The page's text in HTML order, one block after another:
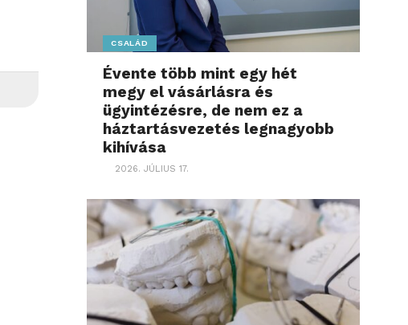
CSALÁD
Évente több mint egy hét
megy el vásárlásra és
ügyintézésre, de nem ez a
háztartásvezetés legnagyobb
kihívása
2026. JÚLIUS 17.